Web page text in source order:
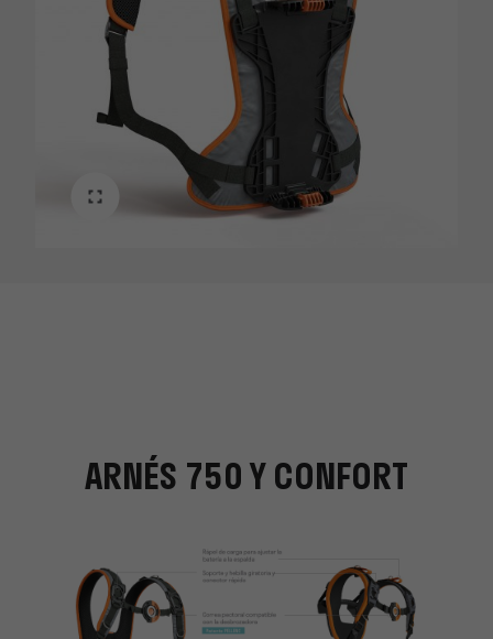
ARNÉS 750 Y CONFORT